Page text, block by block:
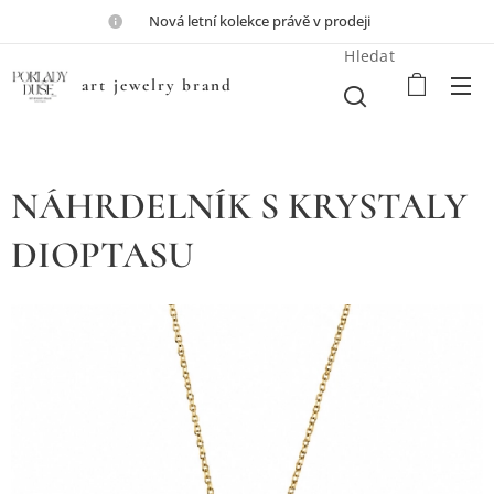
💎Nová letní kolekce právě v prodeji💎
art jewelry brand
Hledat
NÁHRDELNÍK S KRYSTALY
DIOPTASU